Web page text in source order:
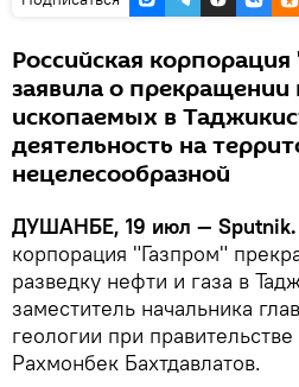
Российская
заявила о
ископаемых в
деятельность на
нецелесообразной
ДУШАНБЕ, 19 июл — Sputnik.
корпорация "Газпром"
разведку нефти и газа в
заместитель начальника
геологии при
Рахмонбек Бахтдавлатов.